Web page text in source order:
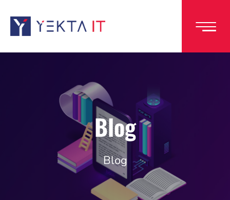
Blog
Blog